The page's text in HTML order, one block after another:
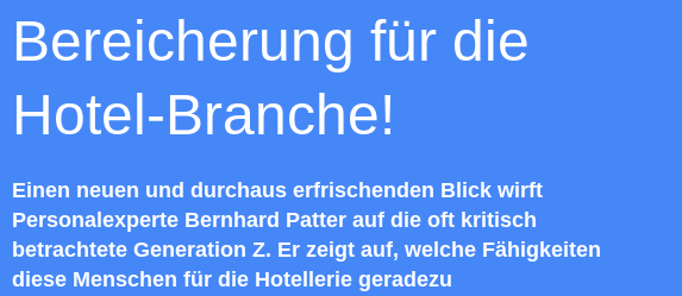
Bereicherung für die
Hotel-Branche!
Einen neuen und durchaus erfrischenden Blick wirft
Personalexperte Bernhard Patter auf die oft kritisch
betrachtete Generation Z. Er zeigt auf, welche Fähigkeiten
diese Menschen für die Hotellerie geradezu